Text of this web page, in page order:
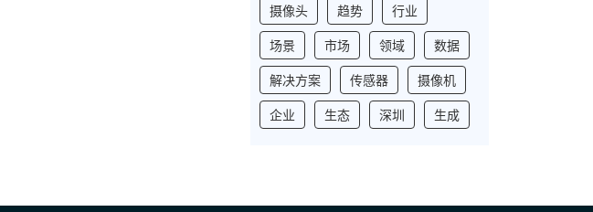
摄像头
趋势
行业
场景
市场 领域
数据
解决方案
传感器
摄像机
企业
生态 深圳 生成